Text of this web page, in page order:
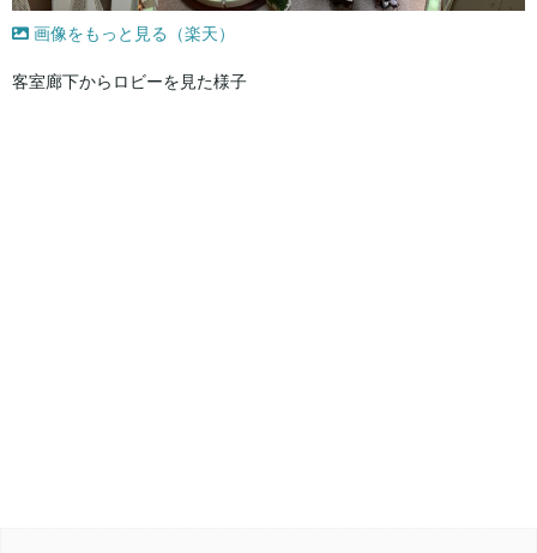
画像をもっと見る（楽天）
客室廊下からロビーを見た様子